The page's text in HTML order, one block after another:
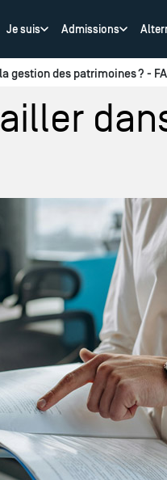
gestion des patrimoines ? -
Je suis Admissions